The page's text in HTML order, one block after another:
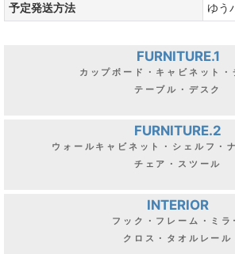
予定発送方法
ゆう
FURNITURE.1
カップボード・キャビネット・
テーブル・デスク
FURNITURE.2
ウォールキャビネット・シェルフ・
チェア・スツール
INTERIOR
フック・フレーム・ミラ
クロス・タオルレール